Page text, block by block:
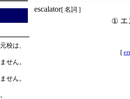
は、
せん。
せん。
escalator[ 名詞 ]
① エ
[